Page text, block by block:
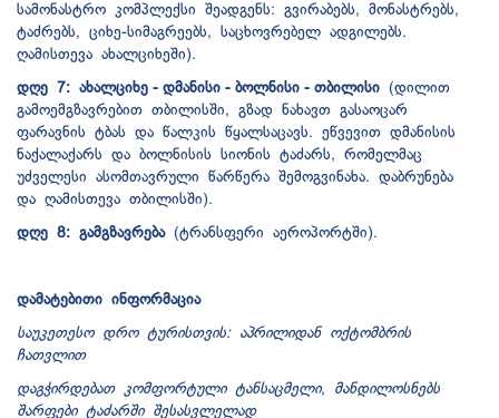
სამონასტრო კომპლექსი შეადგენს: გვირაბებს, მონასტრებს,
ტაძრებს, ციხე-სიმაგრეებს, საცხოვრებელ ადგილებს.
ღამისთევა ახალციხეში).
დღე 7: ახალციხე - დმანისი - ბოლნისი - თბილისი (დილით
გამოემგზავრებით თბილისში, გზად ნახავთ გასაოცარ
ფარავნის ტბას და წალკის წყალსაცავს. ეწვევით დმანისის
ნაქალაქარს და ბოლნისის სიონის ტაძარს, რომელმაც
უძველესი ასომთავრული წარწერა შემოგვინახა. დაბრუნება
და ღამისთევა თბილისში).
დღე 8: გამგზავრება(ტრანსფერი აეროპორტში).
დამატებითი ინფორმაცია
საუკეთესო დრო ტურისთვის: აპრილიდან ოქტომბრის
ჩათვლით
დაგჭირდებათ კომფორტული ტანსაცმელი, მანდილოსნებს
შარფები ტაძარში შესასვლელად